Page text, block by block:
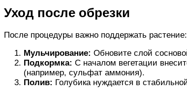
Уход после обрезки
После процедуры важно поддержать растение:
Мульчирование: Обновите слой
Подкормка: С началом вегетации
(например, сульфат аммония).
Полив: Голубика нуждается в